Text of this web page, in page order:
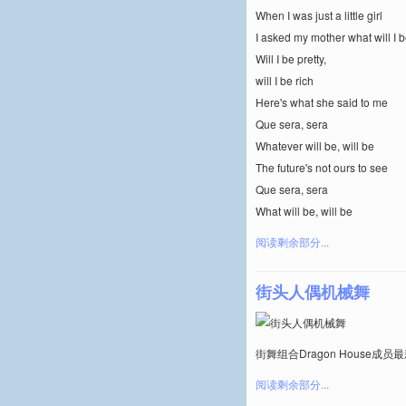
When I was just a little girl
I asked my mother what will I
Will I be pretty,
will I be rich
Here's what she said to me
Que sera, sera
Whatever will be, will be
The future's not ours to see
Que sera, sera
What will be, will be
阅读剩余部分...
街头人偶机械舞
街舞组合Dragon House成员
阅读剩余部分...